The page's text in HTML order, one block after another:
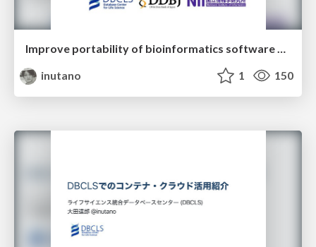
Improve portability of bioinformatics software across HPC and cloud infrastructures
inutano
1 150